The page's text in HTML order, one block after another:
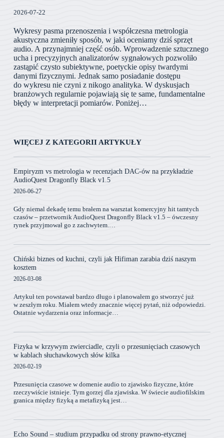
2026-07-22
Wykresy pasma przenoszenia i współczesna metrologia
akustyczna zmieniły sposób, w jaki oceniamy dziś sprzęt
audio. A przynajmniej część osób. Wprowadzenie sztucznego
ucha i precyzyjnych analizatorów sygnałowych pozwoliło
zastąpić czysto subiektywne, poetyckie opisy twardymi
danymi fizycznymi. Jednak samo posiadanie dostępu
do wykresu nie czyni z nikogo analityka. W dyskusjach
branżowych regularnie pojawiają się te same, fundamentalne
błędy w interpretacji pomiarów. Poniżej…
WIĘCEJ Z KATEGORII ARTYKUŁY
Empiryzm vs metrologia w recenzjach DAC-ów na przykładzie
AudioQuest Dragonfly Black v1.5
2026-06-27
Gdy niemal dekadę temu brałem na warsztat komercyjny hit tamtych
czasów – przetwornik AudioQuest Dragonfly Black v1.5 – ówczesny
rynek przyjmował go z zachwytem.…
Chiński biznes od kuchni, czyli jak Hifiman zarabia dziś naszym
kosztem
2026-03-08
Artykuł ten powstawał bardzo długo i planowałem go stworzyć już
w zeszłym roku. Miałem wtedy znacznie więcej pytań, niż odpowiedzi.
Ostatnie wydarzenia oraz informacje…
Fizyka w krzywym zwierciadle, czyli o przesunięciach czasowych
w kablach słuchawkowych słów kilka
2026-02-19
Przesunięcia czasowe w domenie audio to zjawisko fizyczne, które
rzeczywiście istnieje. Tym gorzej dla zjawiska. W świecie audiofilskim
granica między fizyką a metafizyką jest…
Echo Sound – studium przypadku od strony prawno-etycznej